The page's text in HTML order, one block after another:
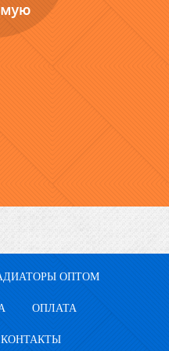
ОПТОМ
ОПЛАТА
КОНТАКТЫ